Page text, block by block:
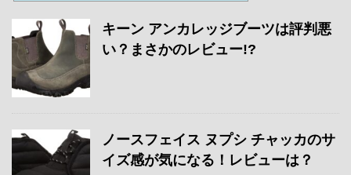
キーン アンカレッジブーツは評判悪
い？まさかのレビュー!?
ノースフェイス ヌプシ チャッカのサ
イズ感が気になる！レビューは？